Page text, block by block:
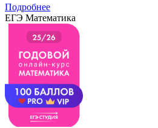
Подробнее
ЕГЭ Математика